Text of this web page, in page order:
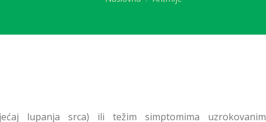
lupanja srca) ili težim simptomima uzrokovanim